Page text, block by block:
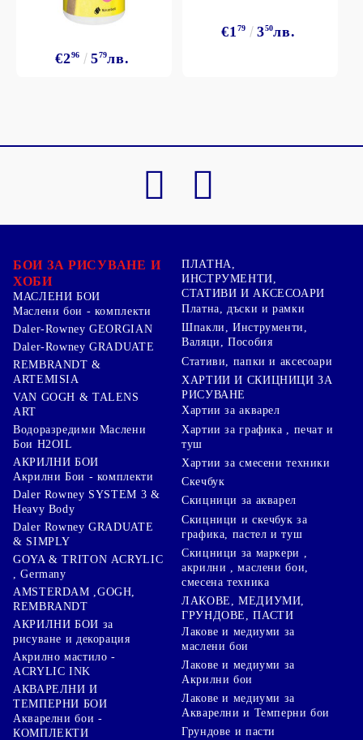
€296 579лв.
€1 79 350лв.
БОИ ЗА РИСУВАНЕ И
ХОБИ
МАСЛЕНИ БОИ
Маслени бои - комплекти
Daler-Rowney GEORGIAN
Daler-Rowney GRADUATE
REMBRANDT &
ARTEMISIA
VAN GOGH & TALENS
ART
Водоразредими Маслени
Бои H2OIL
АКРИЛНИ БОИ
Акрилни Бои - комплекти
Daler Rowney SYSTEM 3 &
Heavy Body
Daler Rowney GRADUATE
& SIMPLY
GOYA & TRITON АCRYLIC
, Germany
AMSTERDAM ,GOGH,
REMBRANDT
АКРИЛНИ БОИ за
рисуване и декорация
Акрилно мастило -
ACRYLIC INK
АКВАРЕЛНИ И
ТЕМПЕРНИ БОИ
Акварелни бои -
КОМПЛЕКТИ
ПЛАТНА,
ИНСТРУМЕНТИ,
СТАТИВИ И АКСЕСОАРИ
Платна, дъски и рамки
Шпакли, Инструменти,
Валяци, Пособия
Стативи, папки и аксесоари
ХАРТИИ И СКИЦНИЦИ ЗА
РИСУВАНЕ
Хартии за акварел
Хартии за графика , печат и
туш
Хартии за смесени техники
Скечбук
Скицници за акварел
Скицници и скечбук за
графика, пастел и туш
Скицници за маркери ,
акрилни , маслени бои,
смесена техника
ЛАКОВЕ, МЕДИУМИ,
ГРУНДОВЕ, ПАСТИ
Лакове и медиуми за
маслени бои
Лакове и медиуми за
Акрилни бои
Лакове и медиуми за
Акварелни и Темперни бои
Грундове и пасти